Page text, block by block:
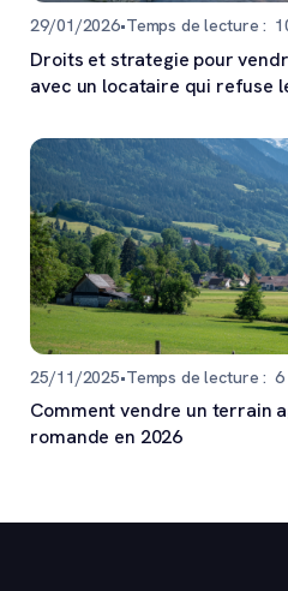
29/01/2026•Temps de lecture :
Droits et strategie pour
avec un locataire qui refuse
25/11/2025•Temps de lecture : 6
Comment vendre un terrain
romande en 2026